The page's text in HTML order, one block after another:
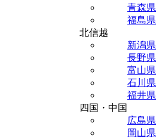
青森県
福島県
北信越
新潟県
長野県
富山県
石川県
福井県
四国・中国
広島県
岡山県